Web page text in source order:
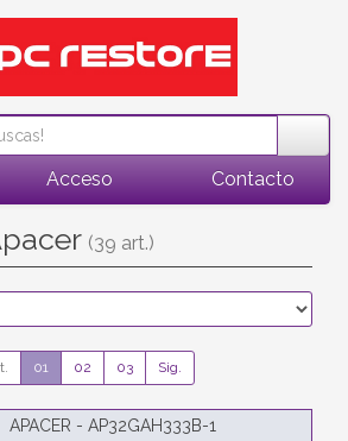
Acceso Contacto
(39 art.)
01 02 03 Sig.
APACER - AP32GAH333B-1